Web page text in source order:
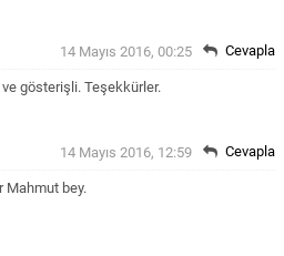
14 Mayıs 2016, 00:25
gösterişli. Teşekkürler.
Cevapla
14 Mayıs 2016, 12:59
Mahmut bey.
Cevapla